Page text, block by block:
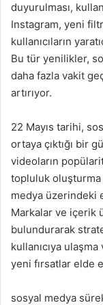
duyurulması,
Instagram, yeni
kullanıcıların
Bu tür yenilikler,
daha fazla vakit
artırıyor.
22 Mayıs tarihi,
ortaya çıktığı bir
videoların
topluluk oluşturma
medya üzerindeki
Markalar ve içerik
bulundurarak
kullanıcıya
yeni fırsatlar elde
sosyal medya